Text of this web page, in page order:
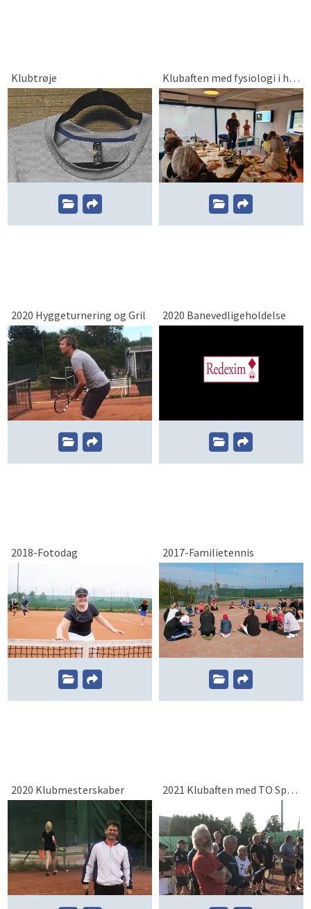
Klubtrøje Klubaften med fysiologi i højsædet
2020 Hyggeturnering og Gril 2020 Banevedligeholdelse
2018-Fotodag 2017-Familietennis
2020 Klubmesterskaber 2021 Klubaften med TO Sport